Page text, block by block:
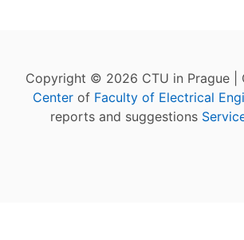
Copyright © 2026 CTU in Prague |
Center of Faculty of Electrical
reports and suggestions